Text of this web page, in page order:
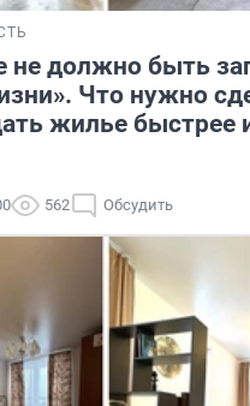
не должно быть
Что нужно
жилье быстрее
562 Обсудить